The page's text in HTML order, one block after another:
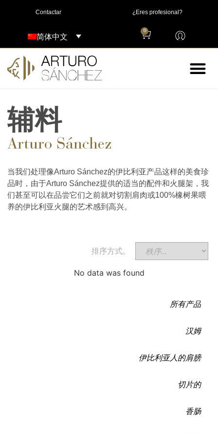
Contactar ¿Eres profesional?
简体中文
0
辅料
Arturo Sánchez
当我们处理像Arturo Sánchez的伊比利亚产品这样的美食珍
品时，由于Arturo Sánchez提供的适当的配件和火腿架，我
们甚至可以在品尝它们之前就对切割肩肉或100%橡树果喂
养的伊比利亚火腿的艺术感到高兴。
所有产品
汉姆
伊比利亚人的肩膀
切片的
香肠
排序方式。
No data was found